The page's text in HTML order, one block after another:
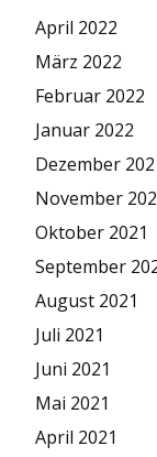
April 2022
März 2022
Februar 2022
Januar 2022
Dezember
November
Oktober 2021
September
August 2021
Juli 2021
Juni 2021
Mai 2021
April 2021